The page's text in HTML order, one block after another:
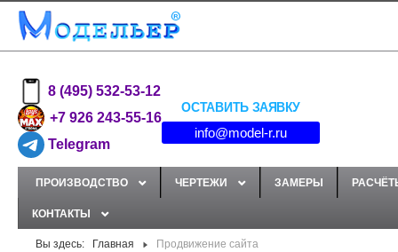
8 (495) 532-53-12
+7 926 243-55-16
Telegram
ОСТАВИТЬ ЗАЯВКУ
info@model-r.ru
ПРОИЗВОДСТВО ЧЕРТЕЖИ ЗАМЕРЫ
КОНТАКТЫ
Вы здесь: Главная Продвижение сайта